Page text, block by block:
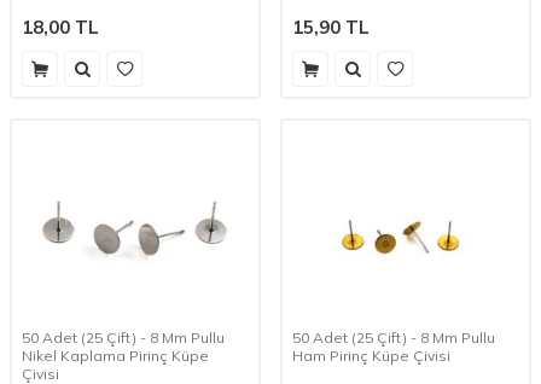
18,00 TL 15,90 TL
50 Adet (25 Çift) - 8 Mm Pullu
Nikel Kaplama Pirinç Küpe
Çivisi
50 Adet (25 Çift) - 8 Mm Pullu
Ham Pirinç Küpe Çivisi